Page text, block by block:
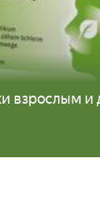
взрослым и